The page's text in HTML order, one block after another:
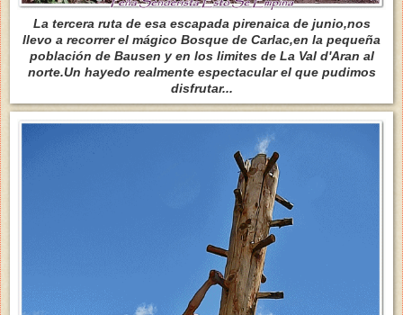
La tercera ruta de esa escapada pirenaica de junio,nos
llevo a recorrer el mágico Bosque de Carlac,en la pequeña
población de Bausen y en los limites de La Val d'Aran al
norte.Un hayedo realmente espectacular el que pudimos
disfrutar...